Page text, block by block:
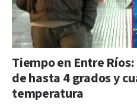
Tiempo en Entre
de hasta 4 grados y
temperatura